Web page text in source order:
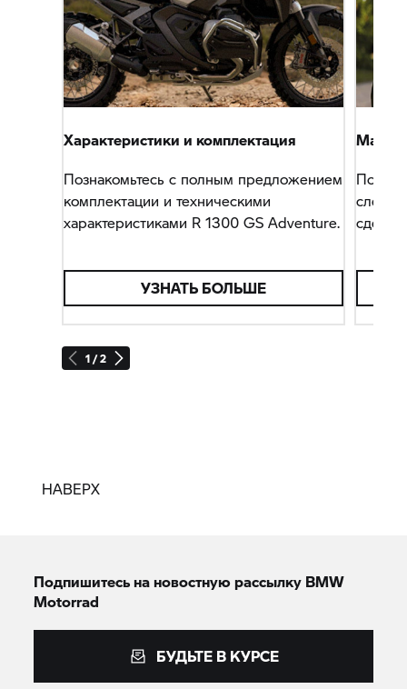
1 / 2
Характеристики и комплектация
Познакомьтесь с полным предложением
комплектации и техническими
характеристиками R 1300 GS Adventure.
УЗНАТЬ БОЛЬШЕ
НАВЕРХ
Подпишитесь на новостную рассылку BMW
Motorrad
БУДЬТЕ В КУРСЕ